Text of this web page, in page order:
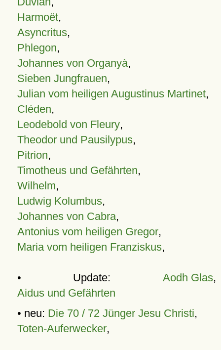
Harmoët,
Asyncritus,
Phlegon,
Johannes von Organyà,
Sieben Jungfrauen,
Julian vom heiligen Augustinus Martinet,
Cléden,
Leodebold von Fleury,
Theodor und Pausilypus,
Pitrion,
Timotheus und Gefährten,
Wilhelm,
Ludwig Kolumbus,
Johannes von Cabra,
Antonius vom heiligen Gregor,
Maria vom heiligen Franziskus,
• Update: Aodh Glas,
Aidus und Gefährten
• neu: Die 70 / 72 Jünger Jesu Christi,
Toten-Auferwecker,